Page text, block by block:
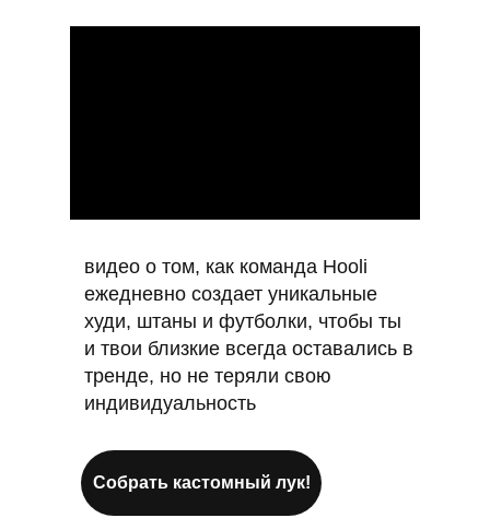
видео о том, как команда Hooli
ежедневно создает уникальные
худи, штаны и футболки, чтобы ты
и твои близкие всегда оставались в
тренде, но не теряли свою
индивидуальность
Собрать кастомный лук!